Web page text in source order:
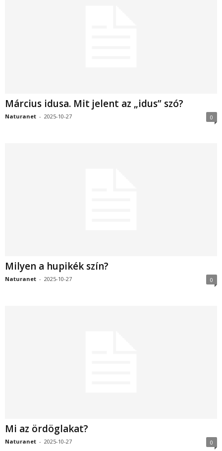
Március idusa. Mit jelent az „idus” szó?
Naturanet - 2025-10-27 0
Milyen a hupikék szín?
Naturanet - 2025-10-27 0
Mi az ördöglakat?
Naturanet - 2025-10-27 0